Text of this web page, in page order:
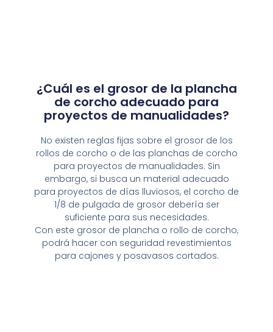
¿Cuál es el grosor de la plancha
de corcho adecuado para
proyectos de manualidades?
No existen reglas fijas sobre el grosor de los
rollos de corcho o de las planchas de corcho
para proyectos de manualidades. Sin
embargo, si busca un material adecuado
para proyectos de días lluviosos, el corcho de
1/8 de pulgada de grosor debería ser
suficiente para sus necesidades.
Con este grosor de plancha o rollo de corcho,
podrá hacer con seguridad revestimientos
para cajones y posavasos cortados.